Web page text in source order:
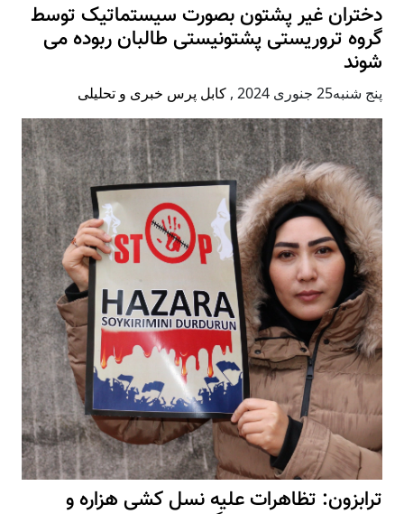
دختران غیر پشتون بصورت سیستماتیک توسط
گروه تروریستی پشتونیستی طالبان ربوده می
شوند
پنج شنبه25 جنوری 2024 , کابل پرس خبری و تحلیلی
ترابزون: تظاهرات علیه نسل کشی هزاره و